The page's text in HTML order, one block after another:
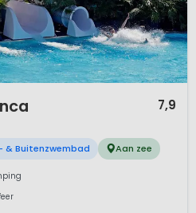
7,9
& Buitenzwembad Aan zee